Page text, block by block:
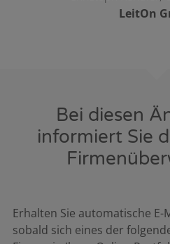
LeitOn
Bei diesen
informiert Sie
Erhalten Sie automatische
sobald sich eines der